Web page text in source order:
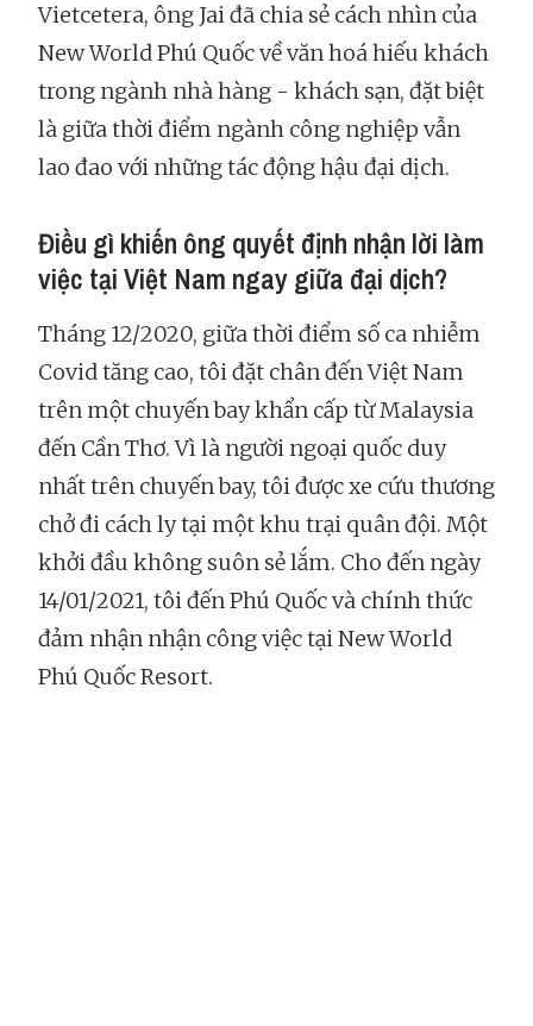
Vietcetera, ông Jai đã chia sẻ cách nhìn của
New World Phú Quốc về văn hoá hiếu khách
trong ngành nhà hàng - khách sạn, đặt biệt
là giữa thời điểm ngành công nghiệp vẫn
lao đao với những tác động hậu đại dịch.
Điều gì khiến ông quyết định nhận lời làm
việc tại Việt Nam ngay giữa đại dịch?
Tháng 12/2020, giữa thời điểm số ca nhiễm
Covid tăng cao, tôi đặt chân đến Việt Nam
trên một chuyến bay khẩn cấp từ Malaysia
đến Cần Thơ. Vì là người ngoại quốc duy
nhất trên chuyến bay, tôi được xe cứu thương
chở đi cách ly tại một khu trại quân đội. Một
khởi đầu không suôn sẻ lắm. Cho đến ngày
14/01/2021, tôi đến Phú Quốc và chính thức
đảm nhận nhận công việc tại New World
Phú Quốc Resort.